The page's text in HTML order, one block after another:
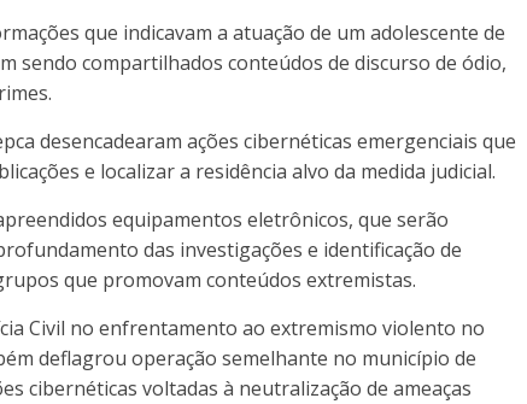
que indicavam a atuação de um adolescente de
sendo compartilhados conteúdos de discurso de ódio,
desencadearam ações cibernéticas emergenciais que
e localizar a residência alvo da medida judicial.
equipamentos eletrônicos, que serão
das investigações e identificação de
que promovam conteúdos extremistas.
Civil no enfrentamento ao extremismo violento no
deflagrou operação semelhante no município de
cibernéticas voltadas à neutralização de ameaças